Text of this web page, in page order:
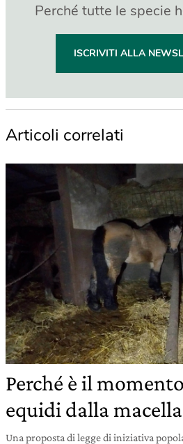
Perché tutte le specie
ISCRIVITI ALLA
Articoli correlati
Perché è il
equidi dalla
Una proposta di legge di iniziativa